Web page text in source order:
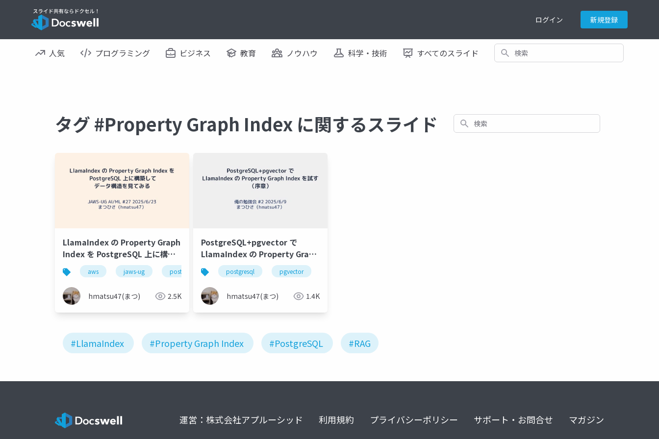
ログイン 新規登録
人気 プログラミング ビジネス 教育 ノウハウ 科学・技術 すべてのスライド 検索
タグ #Property Graph Index に関するスライド 検索
LlamaIndex の Property Graph
Index を PostgreSQL 上に構築
してデータ構造を見てみる
aws jaws-ug postgresql pgvector graphrag
hmatsu47(まつ) 2.5K
PostgreSQL+pgvector で
LlamaIndex の Property Graph
Index を試す（序章）
postgresql pgvector
hmatsu47(まつ) 1.4K
#LlamaIndex #Property Graph Index #PostgreSQL #RAG
運営：株式会社アプルーシッド 利用規約 プライバシーポリシー サポート・お問合せ マガジン